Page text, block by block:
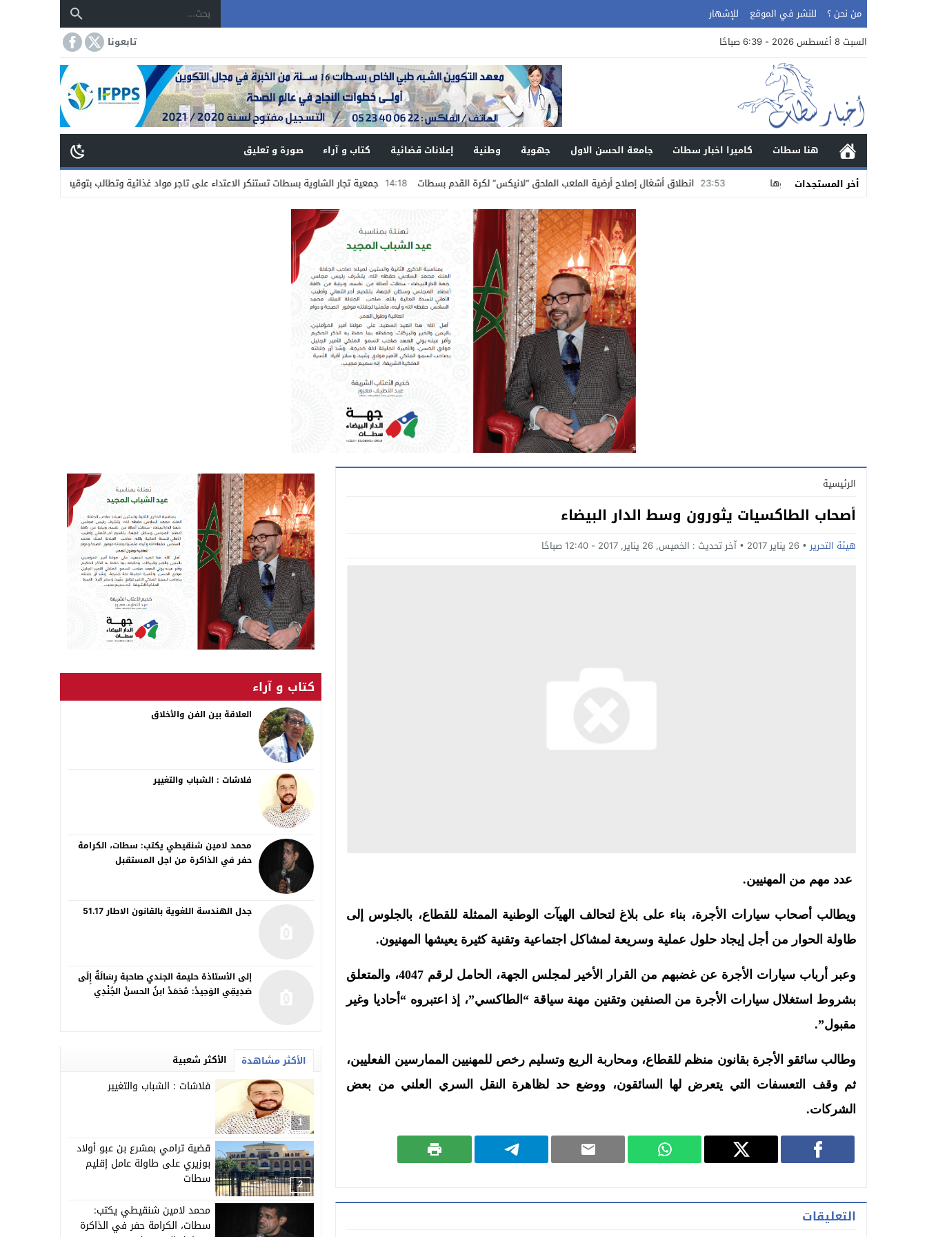
من نحن ؟ للنشر في الموقع
للإشهار
السبت 8 أغسطس 2026 - 6:39 صباحًا
تابعونا
هنا سطات كاميرا اخبار سطات جامعة الحسن الاول جهوية وطنية إعلانات قضائية كتاب و آراء
صورة و تعليق
أخر المستجدات
انطلاق أشغال إصلاح أرضية الملعب الملحق “لانيكس” لكرة القدم بسطات 14:18 جمعية تجار الشاوية بسطات تستنكر الاعتداء على تاجر مواد غذائية وتطالب بتوقيف الجناة 19:45
الرئيسية
أصحاب الطاكسيات يثورون وسط الدار البيضاء
هيئة التحرير 26 يناير 2017 آخر تحديث : الخميس, 26 يناير, 2017 - 12:40 صباحًا
عدد مهم من المهنيين.
ويطالب أصحاب سيارات الأجرة، بناء على بلاغ لتحالف الهيآت الوطنية الممثلة للقطاع، بالجلوس إلى
طاولة الحوار من أجل إيجاد حلول عملية وسريعة لمشاكل اجتماعية وتقنية كثيرة يعيشها المهنيون.
وعبر أرباب سيارات الأجرة عن غضبهم من القرار الأخير لمجلس الجهة، الحامل لرقم 4047، والمتعلق
بشروط استغلال سيارات الأجرة من الصنفين وتقنين مهنة سياقة “الطاكسي”، إذ اعتبروه “أحاديا وغير
مقبول”.
وطالب سائقو الأجرة بقانون منظم للقطاع، ومحاربة الريع وتسليم رخص للمهنيين الممارسين الفعليين،
ثم وقف التعسفات التي يتعرض لها السائقون، ووضع حد لظاهرة النقل السري العلني من بعض
الشركات.
التعليقات
الأكثر مشاهدة الأكثر شعبية
1
فلاشات : الشباب والتغيير
2
قضية ترامي بمشرع بن عبو أولاد
بوزيري على طاولة عامل إقليم
سطات
محمد لامين شنقيطي يكتب:
سطات، الكرامة حفر في الذاكرة
كتاب و آراء
العلاقة بين الفن والأخلاق
فلاشات : الشباب والتغيير
محمد لامين شنقيطي يكتب: سطات، الكرامة
حفر في الذاكرة من اجل المستقبل
جدل الهندسة اللغوية بالقانون الاطار 51.17
إلى الأستاذة حليمة الجندي صاحبة رِسَالَةٌ إِلَى
صَدِيقِي الوَحِيدْ: مُحَمَدْ ابنُ الحسنْ الجُنْدِي